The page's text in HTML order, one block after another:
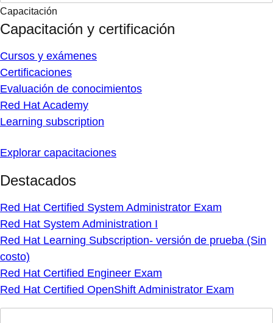
Capacitación
Capacitación y certificación
Cursos y exámenes
Certificaciones
Evaluación de conocimientos
Red Hat Academy
Learning subscription
Explorar capacitaciones
Destacados
Red Hat Certified System Administrator Exam
Red Hat System Administration I
Red Hat Learning Subscription- versión de prueba (Sin
costo)
Red Hat Certified Engineer Exam
Red Hat Certified OpenShift Administrator Exam